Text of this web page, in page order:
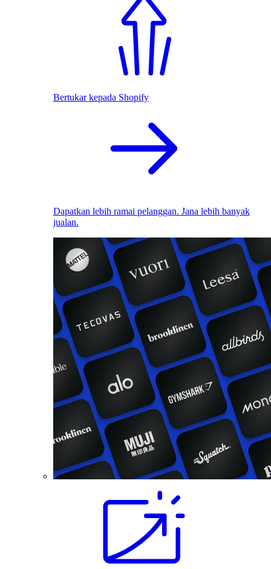
Bertukar kepada Shopify
Dapatkan lebih ramai pelanggan. Jana lebih banyak
jualan.